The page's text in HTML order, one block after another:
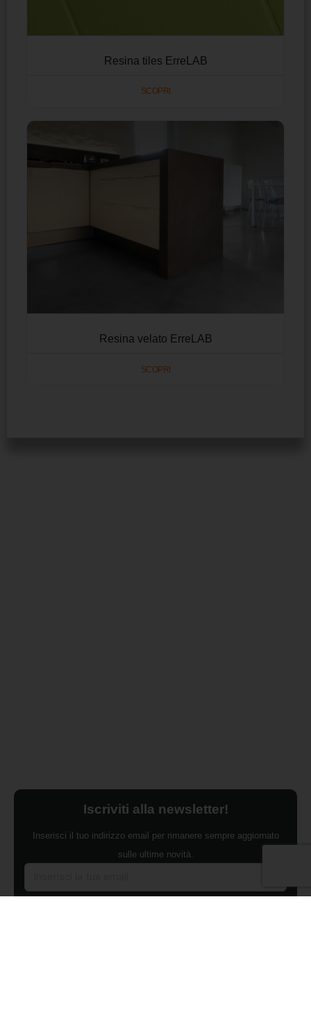
Resina tiles ErreLAB
SCOPRI
Resina velato ErreLAB
SCOPRI
Iscriviti alla newsletter!
Inserisci il tuo indirizzo email per rimanere sempre aggiornato
sulle ultime novità.